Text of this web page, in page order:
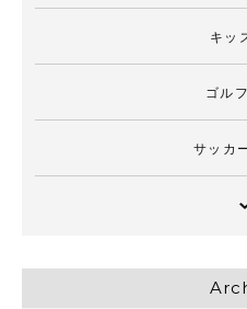
キッ
ゴルフ
サッカ